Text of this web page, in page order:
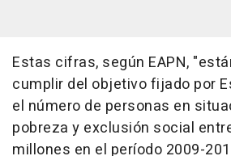
Estas cifras, según EAPN,
cumplir del objetivo fijado por
el número de personas en
pobreza y exclusión social
millones en el período 2009-